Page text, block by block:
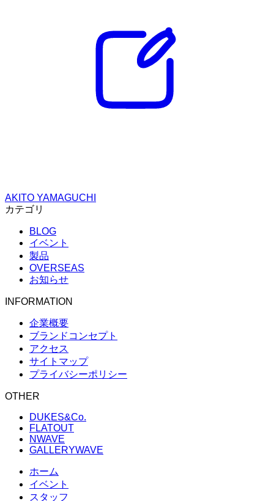
AKITO YAMAGUCHI
カテゴリ
BLOG
イベント
製品
OVERSEAS
お知らせ
INFORMATION
企業概要
ブランドコンセプト
アクセス
サイトマップ
プライバシーポリシー
OTHER
DUKES&Co.
FLATOUT
NWAVE
GALLERYWAVE
ホーム
イベント
スタッフ